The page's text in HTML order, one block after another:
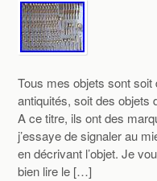
Tous mes objets sont
antiquités, soit des objets
A ce titre, ils ont des
j’essaye de signaler au
en décrivant l’objet. Je
bien lire le […]